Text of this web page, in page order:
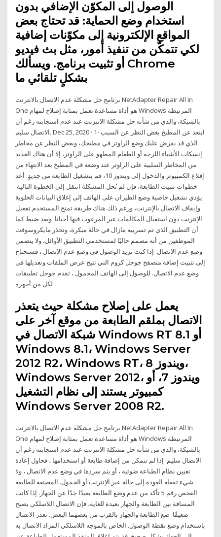
الوصول إلى المكوّن الإضافي بدون
استخدام وضع الحماية: قد تحتاج بعض
المواقع الإلكترونية إلى مكوّنات إضافية
لكي تتمكّن من تنفيذ أمور، مثل بث فيديو
أو تثبيت برنامج. ويسألك Chrome
بشكلٍ تلقائي ما
برنامج حل مشكلة عدم الاتصال بالانترنت NetAdapter Repair All In
One هو أداة مساعدة تعمل بمثابة إصلاح لمهام Windows المرتبطة
بالشبكة، والذي من شأنه حل مشكلة الانترنت عند عدم استجابته رغم أن
الاتصال سليم. Dec 25, 2020 · 1- ابتعد عن المطبخ بغض النظر عن السبب
الذي قد يفرض عليك وضع الراوتر في مطبخك، وبغض النظر عن مخاطر
إنسكاب الأشياء اللزجة أو الطعام المطهو على الراوتر، إلا أن هناك العديد
من المخاطر السلبية على الراوتر عند وضعه في المطبخ بعد الانتهاء من
إقلاع الكمبيوتر والدخول إلى ويندوز 10، قم بتشغيل الطابعة من جديدٍ. أعد
خطوات تثبيت الطابعة، فإن لم تُحل المشكلة انتقل إلى الخطوة التالية.
يؤدي تشغيل خاصية وضع الطيران على الهاتف إلى إغلاق البيانات الخلوية
وإيقاف الاتصال بالإنترنت، ورغم ذلك هناك طريقة تمنح المستخدم تفعيل
الإنترنت دون استقبال المكالمات غير المرغوب فيها أحيانا. وبعد ضبط كما
أن التطبيق الذي تم تسريبه مازال في حالة مبكرة، وتحذر مايكروسوفت
الموظفين من أنه مصمم حاليًا لمستخدمي التطبيق الأوائل، ولا يتضمن
وضع عدم الاتصال. إذا كنت تريد الوصول في وضع عدم الاتصال ، فستحتاج
إلى تثبيت إضافة متصفح جوجل كروم التي تتيح عرض الملفات وتعديلها في
وضع عدم الاتصال. للوصول إلى الهاتف المحمول ، تقدم جوجل تطبيقات
لكل من أجهزة
يعمل على إصلاح مشكلة حيث يتعذر
الاتصال بملقم الطابعة من موقع آخر على
شبكة الاتصال في Windows RT 8.1 أو
Windows 8.1، Windows Server
2012 R2، Windows RT، ويندوز 8،
Windows Server 2012، ويندوز 7، أو
كمبيوتر يستند إلى نظام التشغيل
Windows Server 2008 R2.
برنامج حل مشكلة عدم الاتصال بالانترنت NetAdapter Repair All In
One هو أداة مساعدة تعمل بمثابة إصلاح لمهام Windows المرتبطة
بالشبكة، والذي من شأنه حل مشكلة الانترنت عند عدم استجابته رغم أن
الاتصال سليم. إذا لم تتمكن من إضافة طابعة أو استخدامها ، فحاول إعادة
تعيين نظام الطباعة ضوئية ، أو يتم سردها في وضع عدم الاتصال ، ولا
شيء تفعله العودة إلى حالة عبر الإنترنت أو الخمول. المصنعة للطابعة
الفحص رقم 5‏ تأكد من عدم وضع الطابعة بعيدًا جدًا عن الجهاز. إذا كانت
المسافة بين الطابعة والجهاز بعيدة للغاية، فإن الاتصال اللاسلكي يصبح
ضعيفًا. ضع الطابعة والجهاز بالقرب من بعضهما البعض. تعذر الاتصال
باستخدام وضع نقطة الوصول. الخاص بالموجه اللاسلكي المراد الاتصال به